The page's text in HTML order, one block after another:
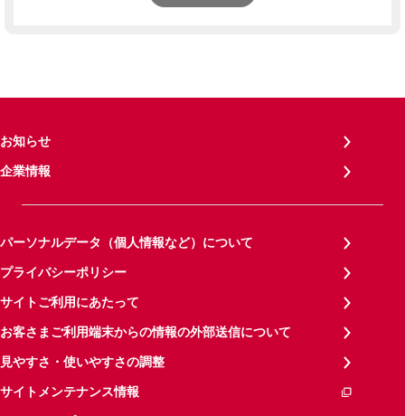
お知らせ
企業情報
パーソナルデータ（個人情報など）について
プライバシーポリシー
サイトご利用にあたって
お客さまご利用端末からの情報の外部送信について
見やすさ・使いやすさの調整
サイトメンテナンス情報